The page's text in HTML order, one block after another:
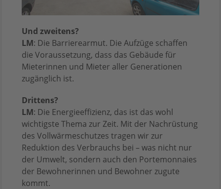
Und zweitens?
LM: Die Barrierearmut. Die Aufzüge schaffen
die Voraussetzung, dass das Gebäude für
Mieterinnen und Mieter aller Generationen
zugänglich ist.
Drittens?
LM: Die Energieeffizienz, das ist das wohl
wichtigste Thema zur Zeit. Mit der Nachrüstung
des Vollwärmeschutzes tragen wir zur
Reduktion des Verbrauchs bei – was nicht nur
der Umwelt, sondern auch den Portemonnaies
der Bewohnerinnen und Bewohner zugute
kommt.